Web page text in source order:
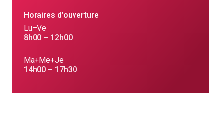
Horaires d’ouverture
Lu–Ve
8h00 – 12h00
Ma+Me+Je
14h00 – 17h30